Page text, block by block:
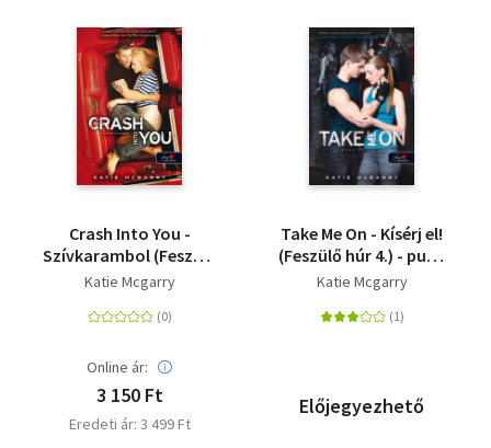
Crash Into You -
Szívkarambol (Feszülő
húr 3.) - puha kötés
Katie Mcgarry
Online ár:
3 150 Ft
Eredeti ár: 3 499 Ft
Take Me On - Kísérj el!
(Feszülő húr 4.) - puha
kötés
Katie Mcgarry
Előjegyezhető